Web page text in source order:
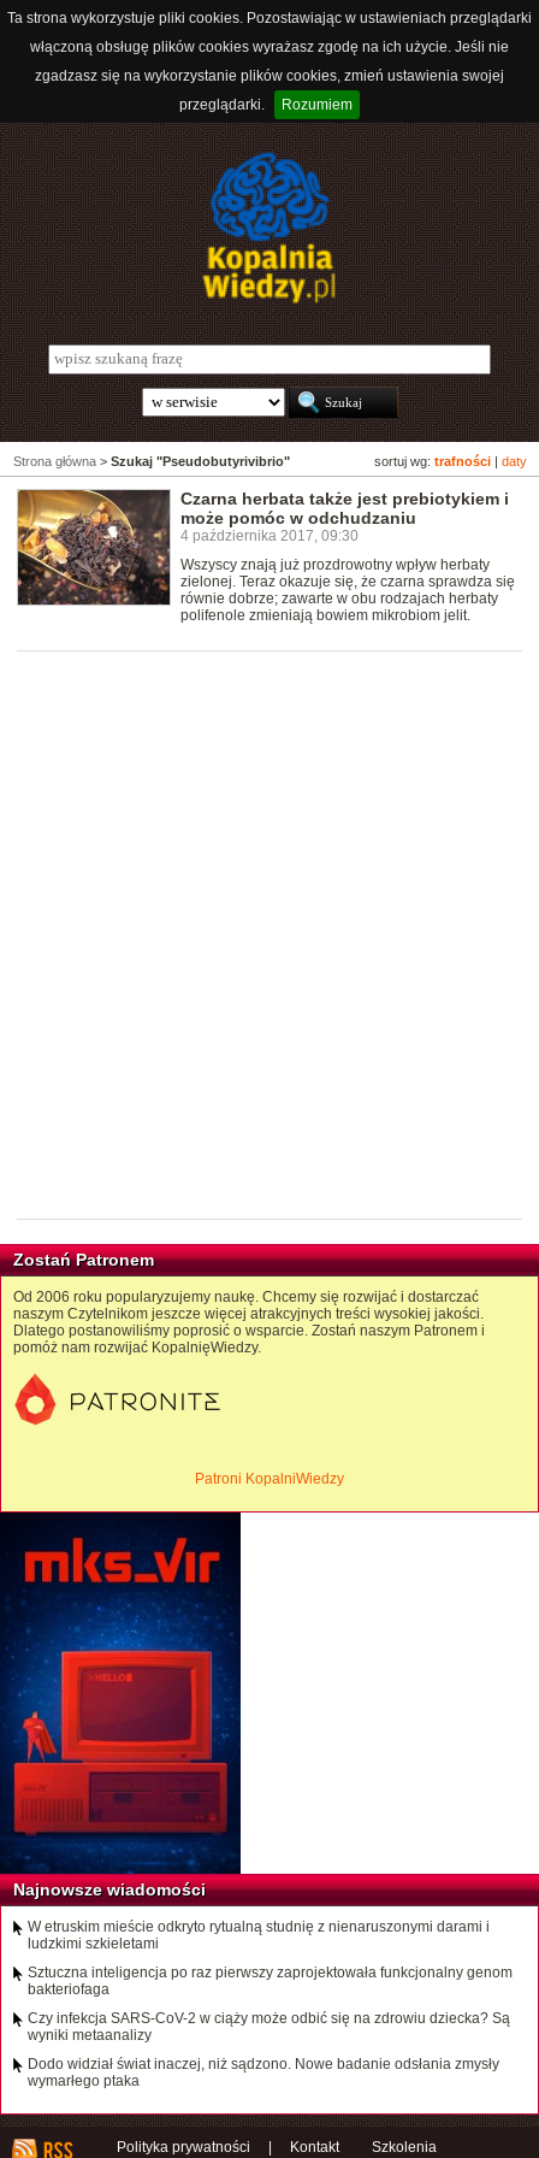
Ta strona wykorzystuje pliki cookies. Pozostawiając w ustawieniach przeglądarki
włączoną obsługę plików cookies wyrażasz zgodę na ich użycie. Jeśli nie
zgadzasz się na wykorzystanie plików cookies, zmień ustawienia swojej
przeglądarki.
Rozumiem
sortuj wg: trafności daty
Strona główna > Szukaj "Pseudobutyrivibrio"
Czarna herbata także jest prebiotykiem i
może pomóc w odchudzaniu
4 października 2017, 09:30
Wszyscy znają już prozdrowotny wpływ herbaty
zielonej. Teraz okazuje się, że czarna sprawdza się
równie dobrze; zawarte w obu rodzajach herbaty
polifenole zmieniają bowiem mikrobiom jelit.
Zostań Patronem
Od 2006 roku popularyzujemy naukę. Chcemy się rozwijać i dostarczać
naszym Czytelnikom jeszcze więcej atrakcyjnych treści wysokiej jakości.
Dlatego postanowiliśmy poprosić o wsparcie. Zostań naszym Patronem i
pomóż nam rozwijać KopalnięWiedzy.
Patroni KopalniWiedzy
Najnowsze wiadomości
W etruskim mieście odkryto rytualną studnię z nienaruszonymi darami i
ludzkimi szkieletami
Sztuczna inteligencja po raz pierwszy zaprojektowała funkcjonalny genom
bakteriofaga
Czy infekcja SARS-CoV-2 w ciąży może odbić się na zdrowiu dziecka? Są
wyniki metaanalizy
Dodo widział świat inaczej, niż sądzono. Nowe badanie odsłania zmysły
wymarłego ptaka
Polityka prywatności Kontakt
Szkolenia